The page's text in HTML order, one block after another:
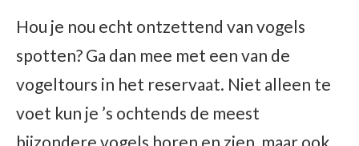
Hou je nou echt ontzettend van vogels
spotten? Ga dan mee met een van de
vogeltours in het reservaat. Niet alleen te
voet kun je ’s ochtends de meest
bijzondere vogels horen en zien, maar ook